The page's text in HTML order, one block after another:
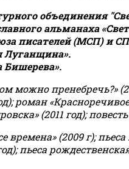
объединения
альманаха
писателей (МСП) и
Луганщина».
Бишерева».
можно пренебречь?»
роман
(2011 год);
(2009 г);
пьеса